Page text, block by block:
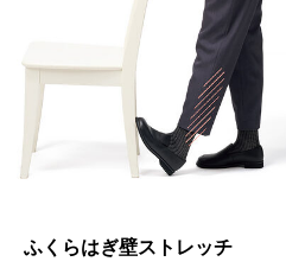
ふくらはぎ壁ストレッチ